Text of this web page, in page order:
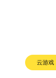
云游戏